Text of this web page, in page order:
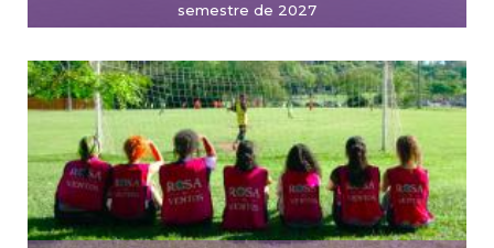
semestre de 2027